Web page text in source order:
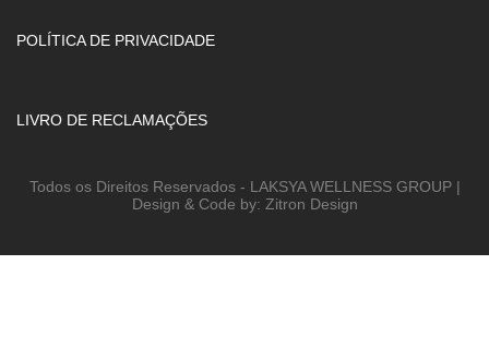
POLÍTICA DE PRIVACIDADE
LIVRO DE RECLAMAÇÕES
Todos os Direitos Reservados - LAKSYA WELLNESS GROUP |
Design & Code by: Zitron Design